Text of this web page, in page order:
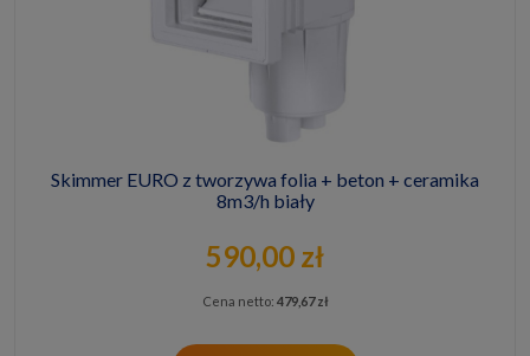
Skimmer EURO z tworzywa folia + beton + ceramika
8m3/h biały
590,00 zł
Cena netto: 479,67 zł